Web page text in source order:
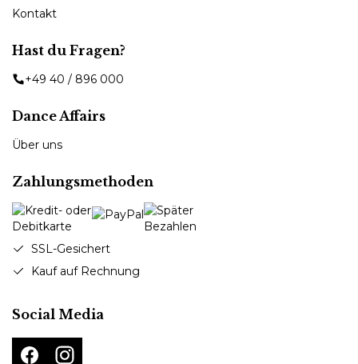
Kontakt
Hast du Fragen?
+49 40 / 896 000
Dance Affairs
Über uns
Zahlungsmethoden
SSL-Gesichert
Kauf auf Rechnung
Social Media